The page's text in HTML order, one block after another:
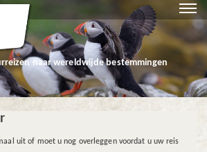
naar wereldwijde bestemmingen
uit of moet u nog overleggen voordat u uw reis